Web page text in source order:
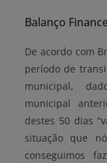
Balanço
De acordo com
período de
municipal,
municipal
destes 50 dias
situação que
conseguimos